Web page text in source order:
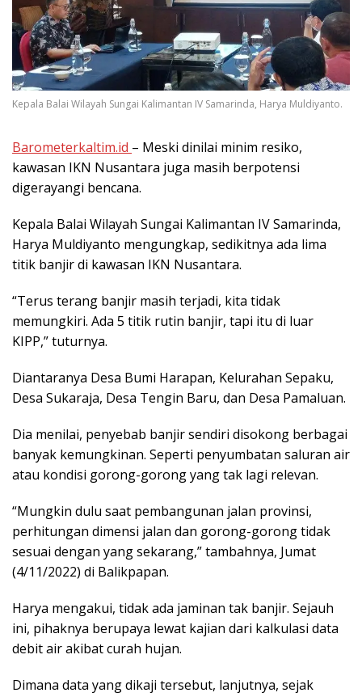
Kepala Balai Wilayah Sungai Kalimantan IV Samarinda, Harya Muldiyanto.
Barometerkaltim.id – Meski dinilai minim resiko,
kawasan IKN Nusantara juga masih berpotensi
digerayangi bencana.
Kepala Balai Wilayah Sungai Kalimantan IV Samarinda,
Harya Muldiyanto mengungkap, sedikitnya ada lima
titik banjir di kawasan IKN Nusantara.
“Terus terang banjir masih terjadi, kita tidak
memungkiri. Ada 5 titik rutin banjir, tapi itu di luar
KIPP,” tuturnya.
Diantaranya Desa Bumi Harapan, Kelurahan Sepaku,
Desa Sukaraja, Desa Tengin Baru, dan Desa Pamaluan.
Dia menilai, penyebab banjir sendiri disokong berbagai
banyak kemungkinan. Seperti penyumbatan saluran air
atau kondisi gorong-gorong yang tak lagi relevan.
“Mungkin dulu saat pembangunan jalan provinsi,
perhitungan dimensi jalan dan gorong-gorong tidak
sesuai dengan yang sekarang,” tambahnya, Jumat
(4/11/2022) di Balikpapan.
Harya mengakui, tidak ada jaminan tak banjir. Sejauh
ini, pihaknya berupaya lewat kajian dari kalkulasi data
debit air akibat curah hujan.
Dimana data yang dikaji tersebut, lanjutnya, sejak